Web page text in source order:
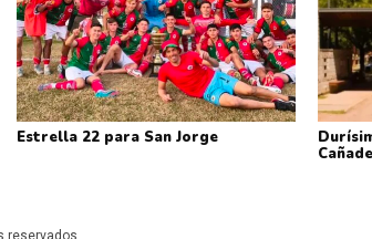
Estrella 22 para San Jorge
reservados